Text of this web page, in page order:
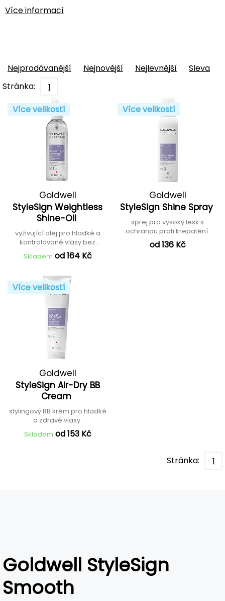
Více informací
Nejprodávanější Nejnovější Nejlevnější
Sleva
Stránka:
1
Více velikostí
Goldwell
StyleSign Weightless
Shine-Oil
vyživující olej pro hladké a
kontrolované vlasy bez
fénování
Skladem od 164 Kč
Více velikostí
Goldwell
StyleSign Shine Spray
sprej pro vysoký lesk s
ochranou proti krepatění
od 136 Kč
Více velikostí
Goldwell
StyleSign Air-Dry BB
Cream
stylingový BB krém pro hladké
a zdravé vlasy
Skladem od 153 Kč
Stránka: 1
Goldwell StyleSign
Smooth